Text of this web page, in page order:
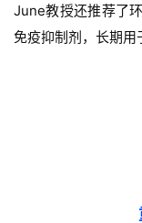
June教授还推荐了
免疫抑制剂，长期用